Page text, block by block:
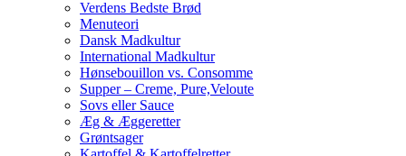
Verdens Bedste Brød
Menuteori
Dansk Madkultur
International Madkultur
Hønsebouillon vs. Consomme
Supper – Creme, Pure,Veloute
Sovs eller Sauce
Æg & Æggeretter
Grøntsager